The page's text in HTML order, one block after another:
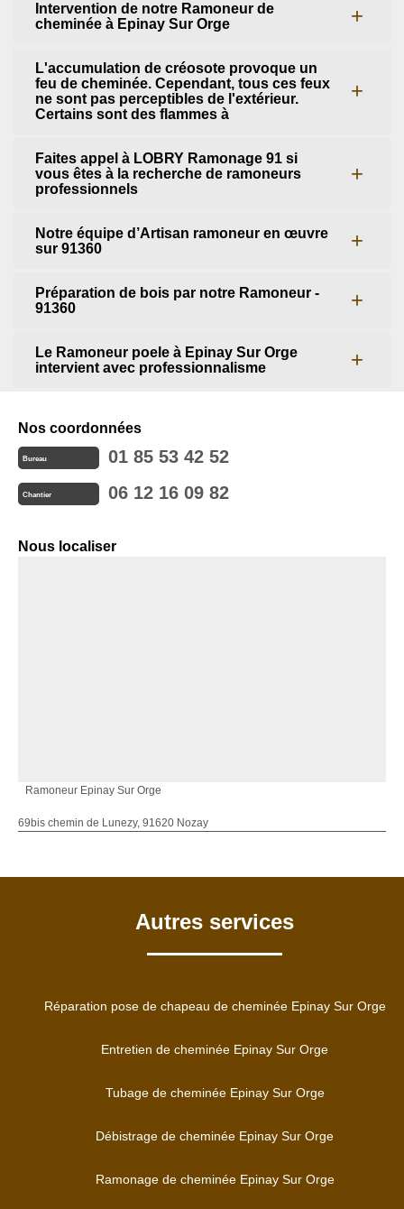
Intervention de notre Ramoneur de
cheminée à Epinay Sur Orge
L'accumulation de créosote provoque un
feu de cheminée. Cependant, tous ces feux
ne sont pas perceptibles de l'extérieur.
Certains sont des flammes à
Faites appel à LOBRY Ramonage 91 si
vous êtes à la recherche de ramoneurs
professionnels
Notre équipe d’Artisan ramoneur en œuvre
sur 91360
Préparation de bois par notre Ramoneur -
91360
Le Ramoneur poele à Epinay Sur Orge
intervient avec professionnalisme
Nos coordonnées
Bureau 01 85 53 42 52
Chantier 06 12 16 09 82
Nous localiser
Ramoneur Epinay Sur Orge
69bis chemin de Lunezy, 91620 Nozay
Autres services
Réparation pose de chapeau de cheminée Epinay Sur Orge
Entretien de cheminée Epinay Sur Orge
Tubage de cheminée Epinay Sur Orge
Débistrage de cheminée Epinay Sur Orge
Ramonage de cheminée Epinay Sur Orge